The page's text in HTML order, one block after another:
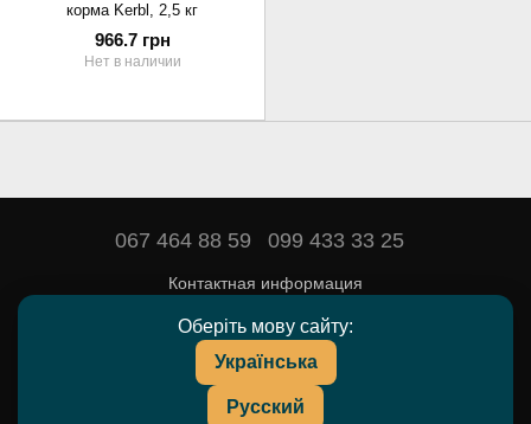
Оберіть мову сайту:
Українська
Русский
корма Kerbl, 2,5 кг
966.7 грн
Нет в наличии
067 464 88 59 099 433 33 25
Контактная информация
Полная версия сайта
© 2016—2026
DEYARDA — товары и препараты для животноводства.